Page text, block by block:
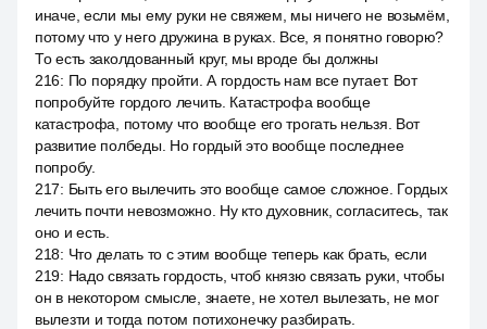
иначе, если мы ему руки не свяжем, мы ничего не возьмём,
потому что у него дружина в руках. Все, я понятно говорю?
То есть заколдованный круг, мы вроде бы должны
216: По порядку пройти. А гордость нам все путает. Вот
попробуйте гордого лечить. Катастрофа вообще
катастрофа, потому что вообще его трогать нельзя. Вот
развитие полбеды. Но гордый это вообще последнее
попробу.
217: Быть его вылечить это вообще самое сложное. Гордых
лечить почти невозможно. Ну кто духовник, согласитесь, так
оно и есть.
218: Что делать то с этим вообще теперь как брать, если
219: Надо связать гордость, чтоб князю связать руки, чтобы
он в некотором смысле, знаете, не хотел вылезать, не мог
вылезти и тогда потом потихонечку разбирать.